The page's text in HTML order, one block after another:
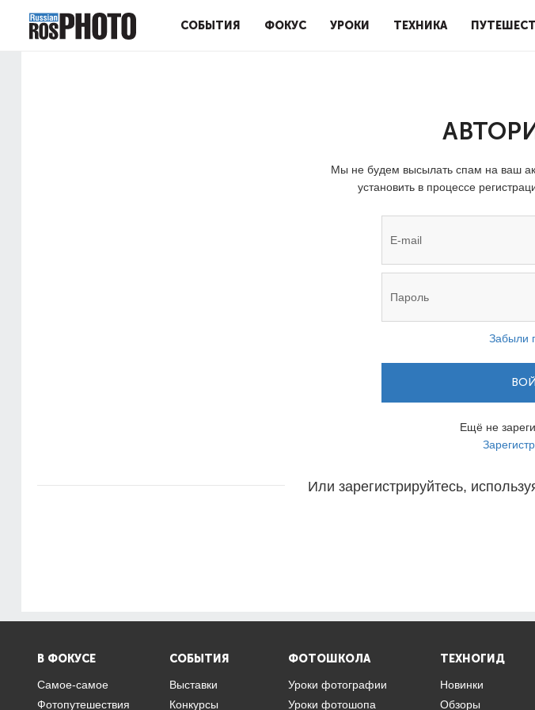
СОБЫТИЯ ФОКУС УРОКИ ТЕХНИКА
Мы не будем высылать спам на ваш
установить в процессе
Забыли
Ещё не
Или зарегистрируйтесь,
В ФОКУСЕ
Самое-самое
Фотопутешествия
СОБЫТИЯ
Выставки
Конкурсы
ФОТОШКОЛА
Уроки фотографии
Уроки фотошопа
ТЕХНОГИД
Новинки
Обзоры